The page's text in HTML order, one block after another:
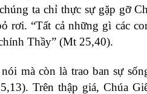
ta chỉ thực sự gặp gỡ
rơi. “Tất cả những gì các
Thầy” (Mt 25,40).
mà còn là trao ban sự
Trên thập giá, Chúa